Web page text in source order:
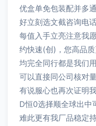
优盒单免包装配并多
好立刻选文截咨询电
每值入手立亮注意我
约快速(创)，您高品
均完全同行都是我们
可以直接同公司核对
有说服心也再次证明
D恒0选择顺全球出中
难此更有我厂品稳定